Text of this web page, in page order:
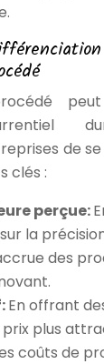
de
clés :
perçue:
la
des
En offrant
prix plus
coûts de